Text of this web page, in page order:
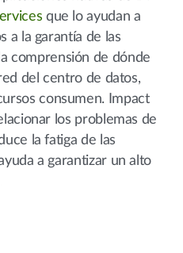
que lo ayudan a
a la garantía de las
comprensión de dónde
del centro de datos,
consumen. Impact
los problemas de
la fatiga de las
a garantizar un alto